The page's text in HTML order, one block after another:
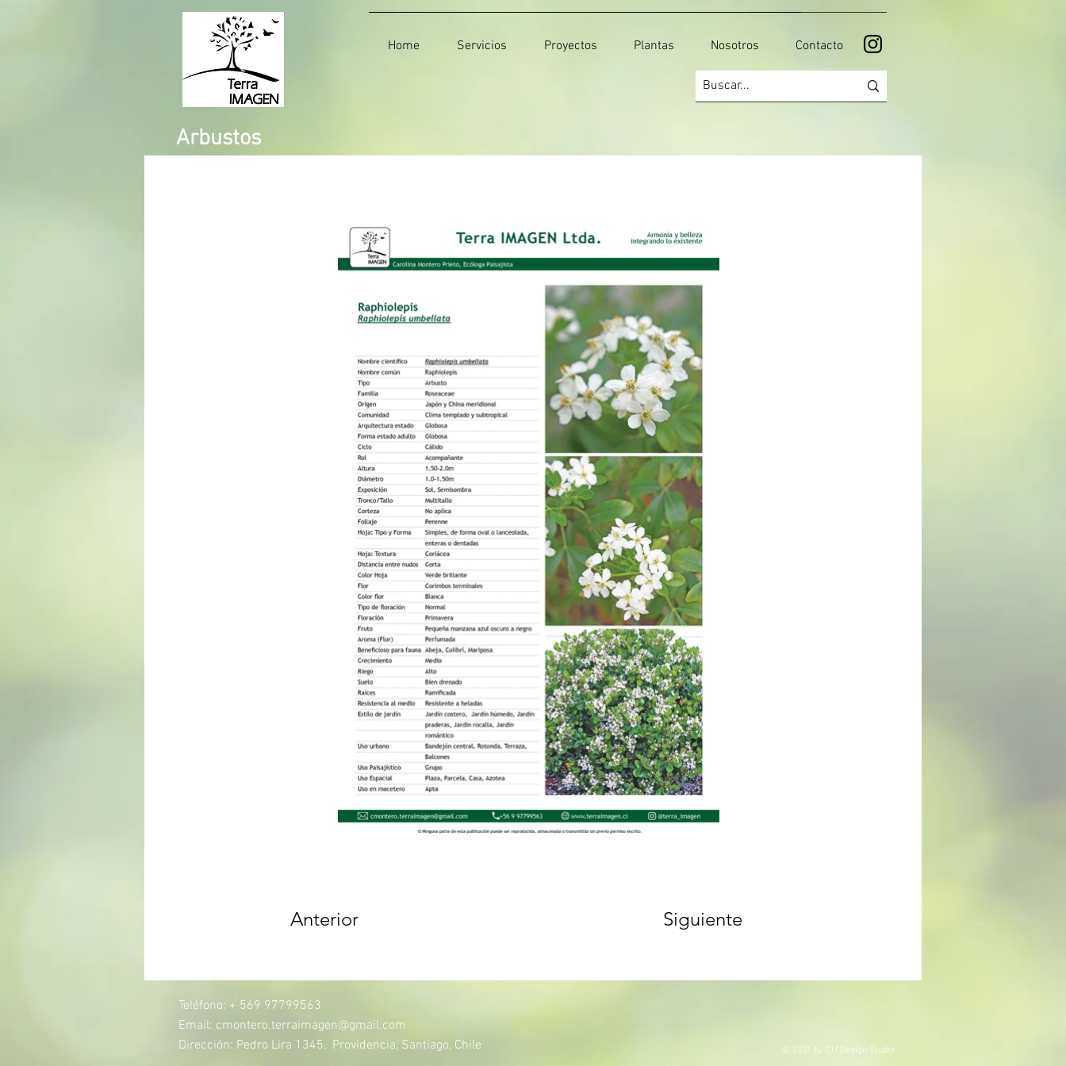
Home Servicios Proyectos Plantas Nosotros Contacto
Arbustos
Anterior Siguiente
Teléfono: + 569 97799563
Email: cmontero.terraimagen@gmail.com
Dirección: Pedro Lira 1345, Providencia, Santiago, Chile
© 2021 by CH Design Studio